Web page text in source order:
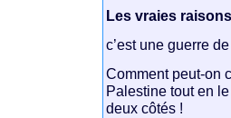
Les vraies
c’est une guerre
Comment peut-on
Palestine tout en
deux côtés !